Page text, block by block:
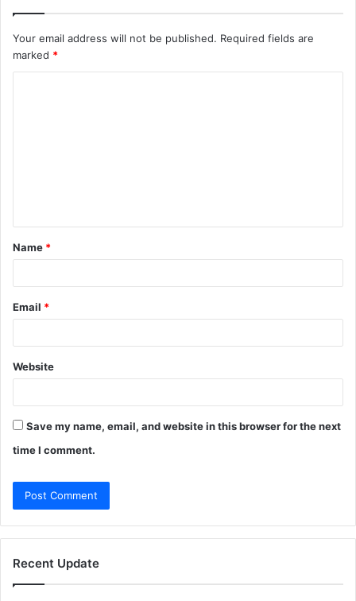
Your email address will not be published. Required fields are
marked *
t
*
Name *
Email *
Website
Save my name, email, and website in this browser for the next
time I comment.
Recent Update